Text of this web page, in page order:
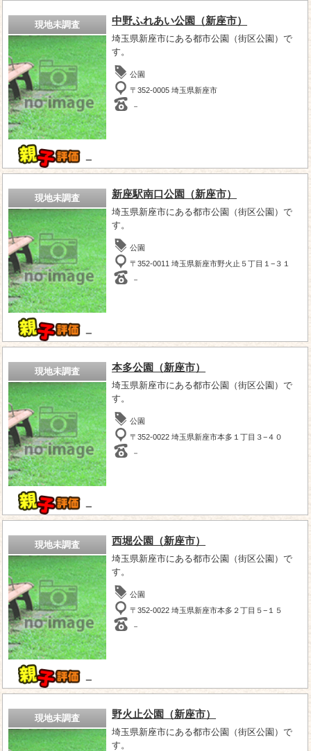
現地未調査
－
中野ふれあい公園（新座市）
埼玉県新座市にある都市公園（街区公園）で
す。
公園
〒352-0005 埼玉県新座市
－
現地未調査
－
新座駅南口公園（新座市）
埼玉県新座市にある都市公園（街区公園）で
す。
公園
〒352-0011 埼玉県新座市野火止５丁目１−３１
－
現地未調査
－
本多公園（新座市）
埼玉県新座市にある都市公園（街区公園）で
す。
公園
〒352-0022 埼玉県新座市本多１丁目３−４０
－
現地未調査
－
西堀公園（新座市）
埼玉県新座市にある都市公園（街区公園）で
す。
公園
〒352-0022 埼玉県新座市本多２丁目５−１５
－
現地未調査 野火止公園（新座市）
埼玉県新座市にある都市公園（街区公園）で
す。